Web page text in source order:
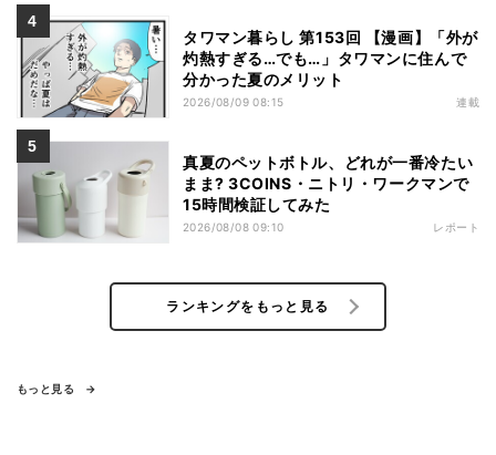
タワマン暮らし 第153回 【漫画】「外が
灼熱すぎる…でも…」タワマンに住んで
分かった夏のメリット
2026/08/09 08:15 連載
真夏のペットボトル、どれが一番冷たい
まま? 3COINS・ニトリ・ワークマンで
15時間検証してみた
2026/08/08 09:10 レポート
ランキングをもっと見る
もっと見る